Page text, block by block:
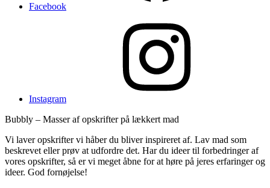
Facebook
Instagram
Bubbly – Masser af opskrifter på lækkert mad
Vi laver opskrifter vi håber du bliver inspireret af. Lav mad som
beskrevet eller prøv at udfordre det. Har du ideer til forbedringer af
vores opskrifter, så er vi meget åbne for at høre på jeres erfaringer og
ideer. God fornøjelse!